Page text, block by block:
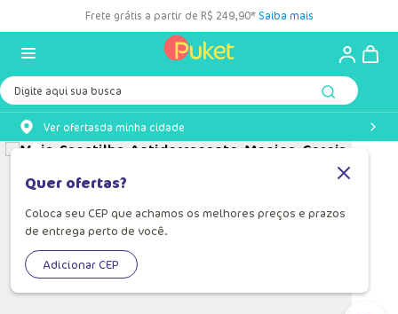
Frete grátis a partir de R$ 249,90* Saiba mais
Digite aqui sua busca
Ver ofertasda minha cidade
Quer ofertas?
Coloca seu CEP que achamos os melhores preços e prazos
de entrega perto de você.
Adicionar CEP